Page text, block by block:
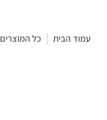
עמוד הבית כל המוצרים